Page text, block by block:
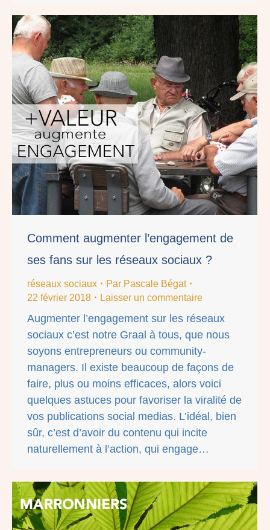
Comment augmenter l’engagement de
ses fans sur les réseaux sociaux ?
réseaux sociaux Par Pascale Bégat
22 février 2018
Laisser un commentaire
Augmenter l’engagement sur les réseaux
sociaux c’est notre Graal à tous, que nous
soyons entrepreneurs ou community-
managers. Il existe beaucoup de façons de
faire, plus ou moins efficaces, alors voici
quelques astuces pour favoriser la viralité de
vos publications social medias. L’idéal, bien
sûr, c’est d’avoir du contenu qui incite
naturellement à l’action, qui engage…